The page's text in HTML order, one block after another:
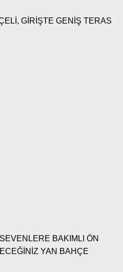
GİRİŞTE GENİŞ TERAS
BAKIMLI ÖN
YAN BAHÇE